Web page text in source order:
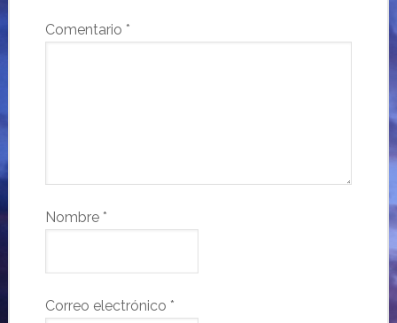
Comentario *
Nombre *
Correo electrónico *